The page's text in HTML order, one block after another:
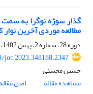
گذار سوژه نوگرا به سمت
مطالعه موردی آخرین
دوره 28، شماره 2، بهمن 1402، صفحه
jor.2023.348188.2347
حسین محسنی
مشاهده مقاله
اصل مقاله